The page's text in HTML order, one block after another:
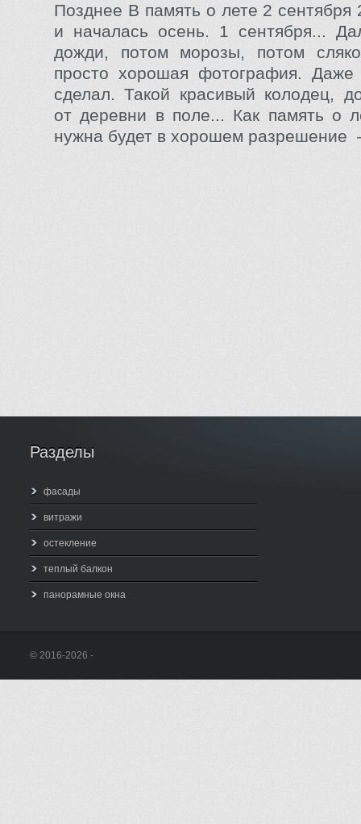
Позднее В память о лете 2 сентября
и началась осень. 1 сентября...
дожди, потом морозы, потом
просто хорошая фотография.
сделал. Такой красивый колодец,
от деревни в поле... Как память о
нужна будет в хорошем
Разделы
фасады
витражи
остекление
теплый балкон
панорамные окна
© 2016-2026 -